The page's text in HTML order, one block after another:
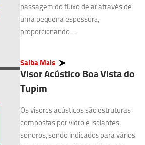
passagem do fluxo de ar através de
uma pequena espessura,
proporcionando ...
Saiba Mais
Visor Acústico Boa Vista do
Tupim
Os visores acústicos são estruturas
compostas por vidro e isolantes
sonoros, sendo indicados para vários